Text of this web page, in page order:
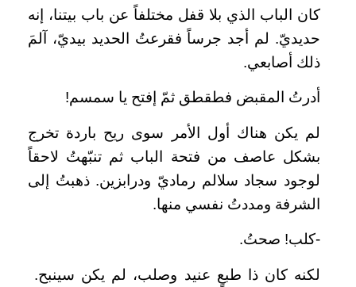
كان الباب الذي بلا قفل مختلفاً عن باب بيتنا، إنه
حديديّ. لم أجد جرساً فقرعتُ الحديد بيديّ، آلمَ
ذلك أصابعي.
أدرتُ المقبض فطقطق ثمّ إفتح يا سمسم!
لم يكن هناك أول الأمر سوى ريح باردة تخرج
بشكل عاصف من فتحة الباب ثم تنبّهتُ لاحقاً
لوجود سجاد سلالم رماديّ ودرابزين. ذهبتُ إلى
الشرفة ومددتُ نفسي منها.
-كلب! صحتُ.
لكنه كانذا طبعٍ عنيد وصلب، لم يكن سينبح.